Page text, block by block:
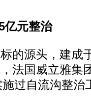
元整治
源头，建成
法国威立雅集
过自流沟整治